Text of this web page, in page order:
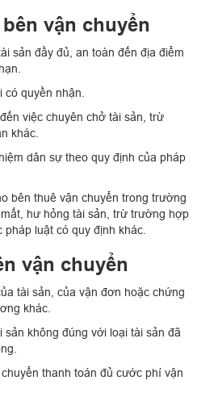
vận chuyển
sản đầy đủ, an toàn đến địa điểm
quyền nhận.
việc chuyên chở tài sản, trừ
khác.
dân sự theo quy định của pháp
bên thuê vận chuyển trong trường
hư hỏng tài sản, trừ trường hợp
luật có quy định khác.
vận chuyển
tài sản, của vận đơn hoặc chứng
khác.
sản không đúng với loại tài sản đã
thanh toán đủ cước phí vận